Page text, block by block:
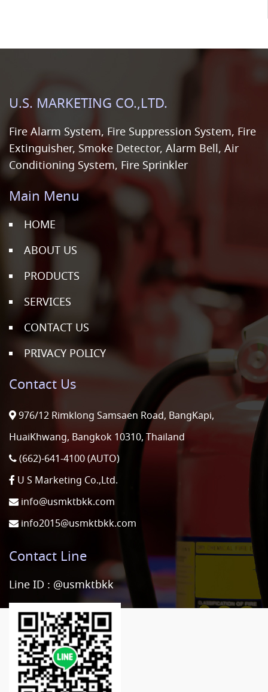
U.S. MARKETING CO.,LTD.
Fire Alarm System, Fire Suppression System, Fire
Extinguisher, Smoke Detector, Alarm Bell, Air
Conditioning System, Fire Sprinkler
Main Menu
HOME
ABOUT US
PRODUCTS
SERVICES
CONTACT US
PRIVACY POLICY
Contact Us
976/12 Rimklong Samsaen Road, BangKapi,
HuaiKhwang, Bangkok 10310, Thailand
(662)-641-4100 (AUTO)
U S Marketing Co.,Ltd.
info@usmktbkk.com
info2015@usmktbkk.com
Contact Line
Line ID : @usmktbkk